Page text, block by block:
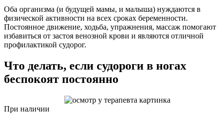
Оба организма (и будущей мамы, и малыша) нуждаются в
физической активности на всех сроках беременности.
Постоянное движение, ходьба, упражнения, массаж помогают
избавиться от застоя венозной крови и являются отличной
профилактикой судорог.
Что делать, если судороги в ногах
беспокоят постоянно
При наличии